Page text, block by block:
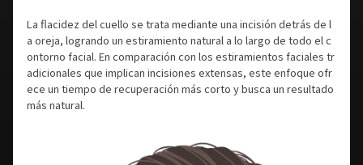
La flacidez del cuello se trata mediante una incisión detrás de l
a oreja, logrando un estiramiento natural a lo largo de todo el c
ontorno facial. En comparación con los estiramientos faciales tr
adicionales que implican incisiones extensas, este enfoque ofr
ece un tiempo de recuperación más corto y busca un resultado
más natural.